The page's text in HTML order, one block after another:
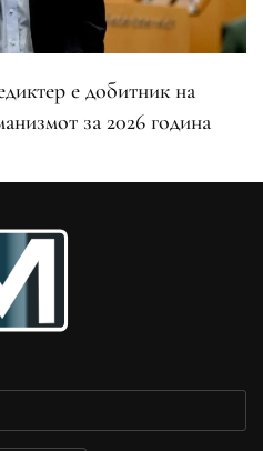
е добитник на
за 2026 година